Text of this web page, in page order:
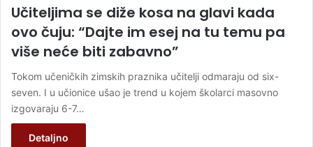
Učiteljima se diže kosa na glavi kada
ovo čuju: “Dajte im esej na tu temu pa
više neće biti zabavno”
Tokom učeničkih zimskih praznika učitelji odmaraju od six-
seven. I u učionice ušao je trend u kojem školarci masovno
izgovaraju 6-7…
Detaljno